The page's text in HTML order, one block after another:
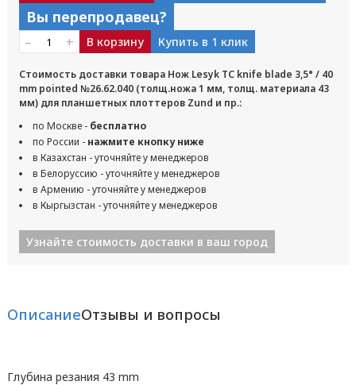
Вы перепродавец?
– + В корзину Купить в 1 клик
Стоимость доставки товара Нож Lesyk TC knife blade 3,5° / 40
mm pointed №26.62.040 (толщ.ножа 1 мм, толщ. материала 43
мм) для планшетных плоттеров Zund и пр.:
по Москве - бесплатно
по России - нажмите кнопку ниже
в Казахстан - уточняйте у менеджеров
в Белоруссию - уточняйте у менеджеров
в Армению - уточняйте у менеджеров
в Кыргызстан - уточняйте у менеджеров
Узнайте стоимость доставки в ваш город
ОписаниеОтзывы и вопросы
Глубина резания 43 mm